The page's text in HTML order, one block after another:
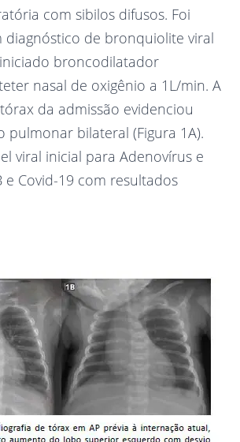
com sibilos difusos. Foi
de bronquiolite viral
iniciado broncodilatador
nasal de oxigênio a 1L/min. A
da admissão evidenciou
pulmonar bilateral (Figura 1A).
viral inicial para Adenovírus e
e Covid-19 com resultados